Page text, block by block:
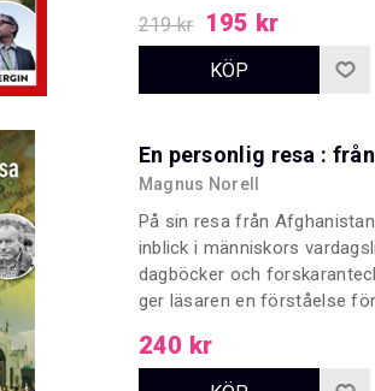
bild av ett USA på jakt efter
219 kr 195 kr
En personlig resa :
Magnus Norell
På sin resa från
inblick i människors
dagböcker och
ger läsaren en förståelse
politiskt våld,
240 kr